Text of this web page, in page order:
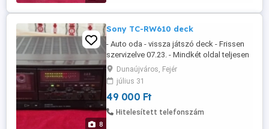
8
Sony TC-RW610 deck
- Auto oda - vissza játszó deck - Frissen
szervizelve 07.23. - Mindkét oldal teljesen
hibátlanul működik - Felvétel kazettáról és
külső forrásról - Mind két oldal automata
szalagválasztós - Felvétel: normál és
gyors. - Posta futár automata ok.
Dunaújváros, Fejér
július 31
49 000 Ft
Hitelesített telefonszám